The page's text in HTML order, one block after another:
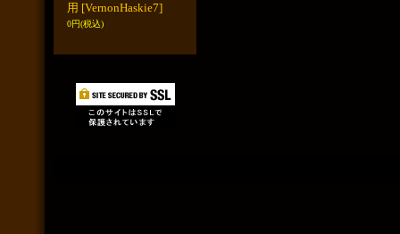
用 [VernonHaskie7]
0円(税込)